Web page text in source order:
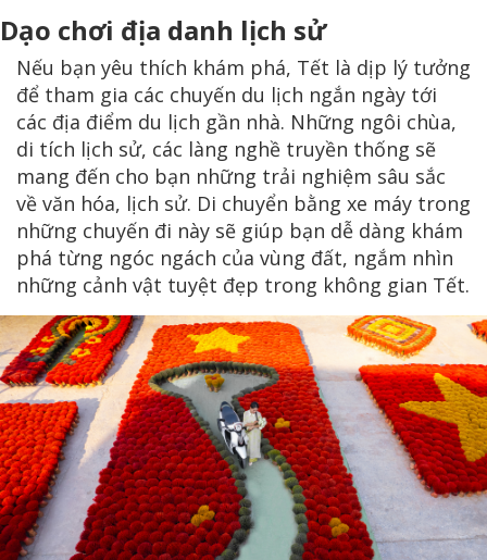
Dạo chơi địa danh lịch sử
Nếu bạn yêu thích khám phá, Tết là dịp lý tưởng
để tham gia các chuyến du lịch ngắn ngày tới
các địa điểm du lịch gần nhà. Những ngôi chùa,
di tích lịch sử, các làng nghề truyền thống sẽ
mang đến cho bạn những trải nghiệm sâu sắc
về văn hóa, lịch sử. Di chuyển bằng xe máy trong
những chuyến đi này sẽ giúp bạn dễ dàng khám
phá từng ngóc ngách của vùng đất, ngắm nhìn
những cảnh vật tuyệt đẹp trong không gian Tết.